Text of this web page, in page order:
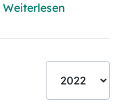
Weiterlesen